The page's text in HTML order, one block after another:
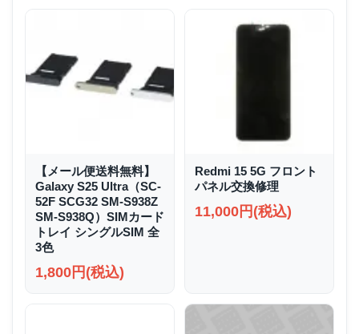
【メール便送料無料】
Galaxy S25 Ultra（SC-
52F SCG32 SM-S938Z
SM-S938Q）SIMカード
トレイ シングルSIM 全
3色
1,800円(税込)
Redmi 15 5G フロント
パネル交換修理
11,000円(税込)